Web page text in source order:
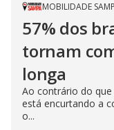
MOBILIDADE
57% dos
tornam
longa
Ao contrário do
está encurtando a
o...